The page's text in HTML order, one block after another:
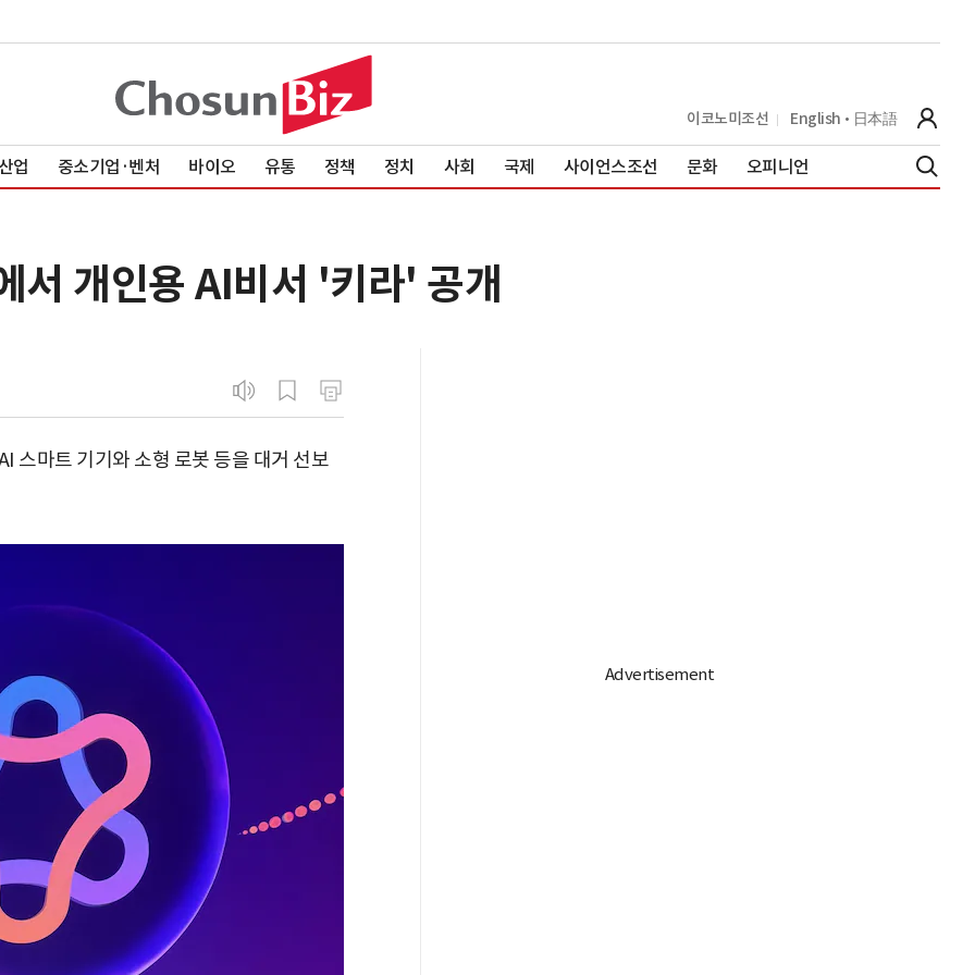
이코노미조선 English 日本語
업 중소기업·벤처 바이오 유통 정책 정치 사회 국제 사이언스조선 문화 오피니언
서 개인용 AI비서 '키라' 공개
스마트 기기와 소형 로봇 등을 대거 선보